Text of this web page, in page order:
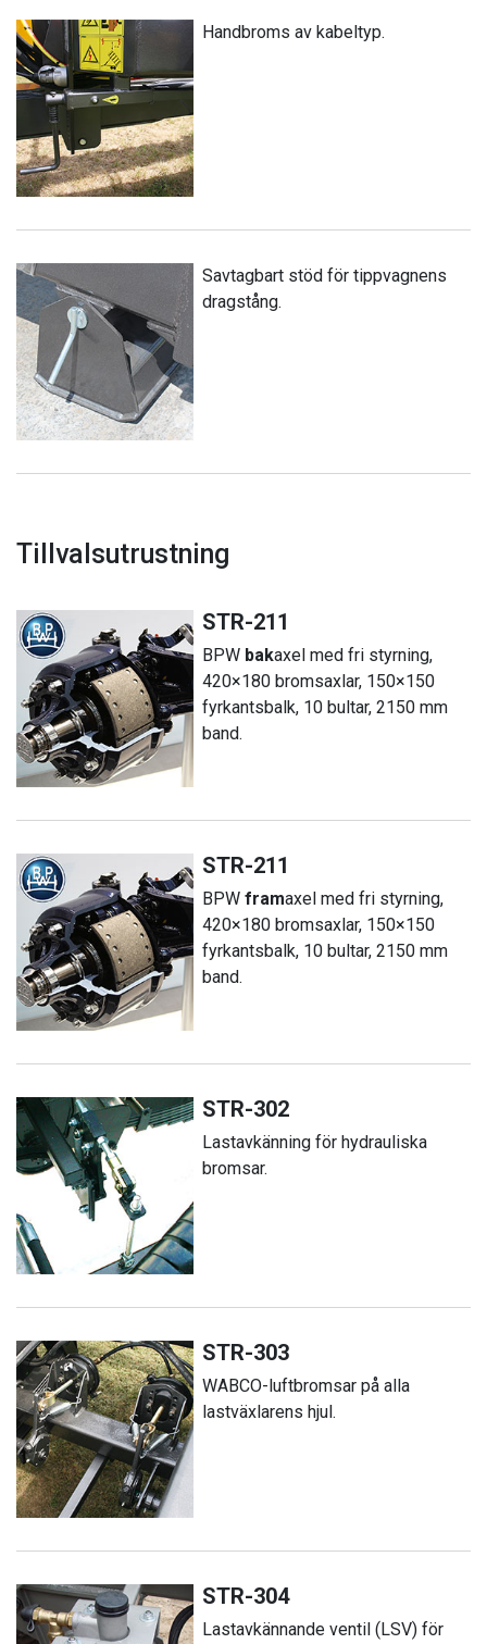
Handbroms av kabeltyp.
Savtagbart stöd för tippvagnens
dragstång.
Tillvalsutrustning
STR-211
BPW bakaxel med fri styrning,
420×180 bromsaxlar, 150×150
fyrkantsbalk, 10 bultar, 2150 mm
band.
STR-211
BPWframaxel med fri styrning,
420×180 bromsaxlar, 150×150
fyrkantsbalk, 10 bultar, 2150 mm
band.
STR-302
Lastavkänning för hydrauliska
bromsar.
STR-303
WABCO-luftbromsar på alla
lastväxlarens hjul.
STR-304
Lastavkännande ventil (LSV) för